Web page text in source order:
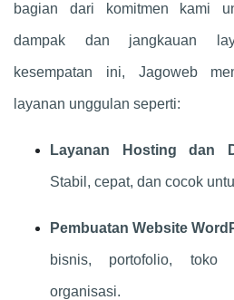
bagian dari komitmen kami
dampak dan jangkauan
kesempatan ini, Jagoweb
layanan unggulan seperti:
Layanan Hosting dan
Stabil, cepat, dan cocok
Pembuatan Website
bisnis, portofolio, toko
organisasi.